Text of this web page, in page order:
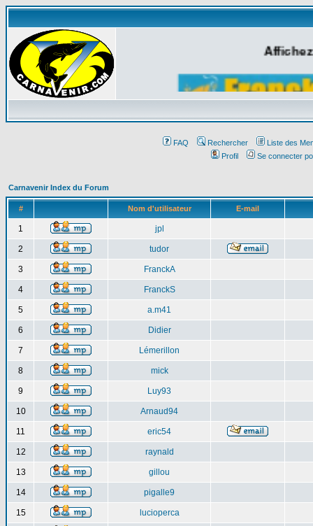
FAQ Rechercher
Liste des
Profil
Se connecter
Carnavenir Index du Forum
# Nom d'utilisateur E-mail
1 jpl
2 tudor
3 FranckA
4 FranckS
5 a.m41
6 Didier
7 Lémerillon
8 mick
9 Luy93
10 Arnaud94
11 eric54
12 raynald
13 gillou
14 pigalle9
15 lucioperca